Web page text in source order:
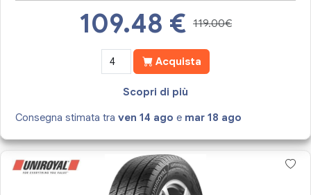
109.48 € 119.00€
Acquista
Scopri di più
Consegna stimata traven 14 ago e mar 18 ago